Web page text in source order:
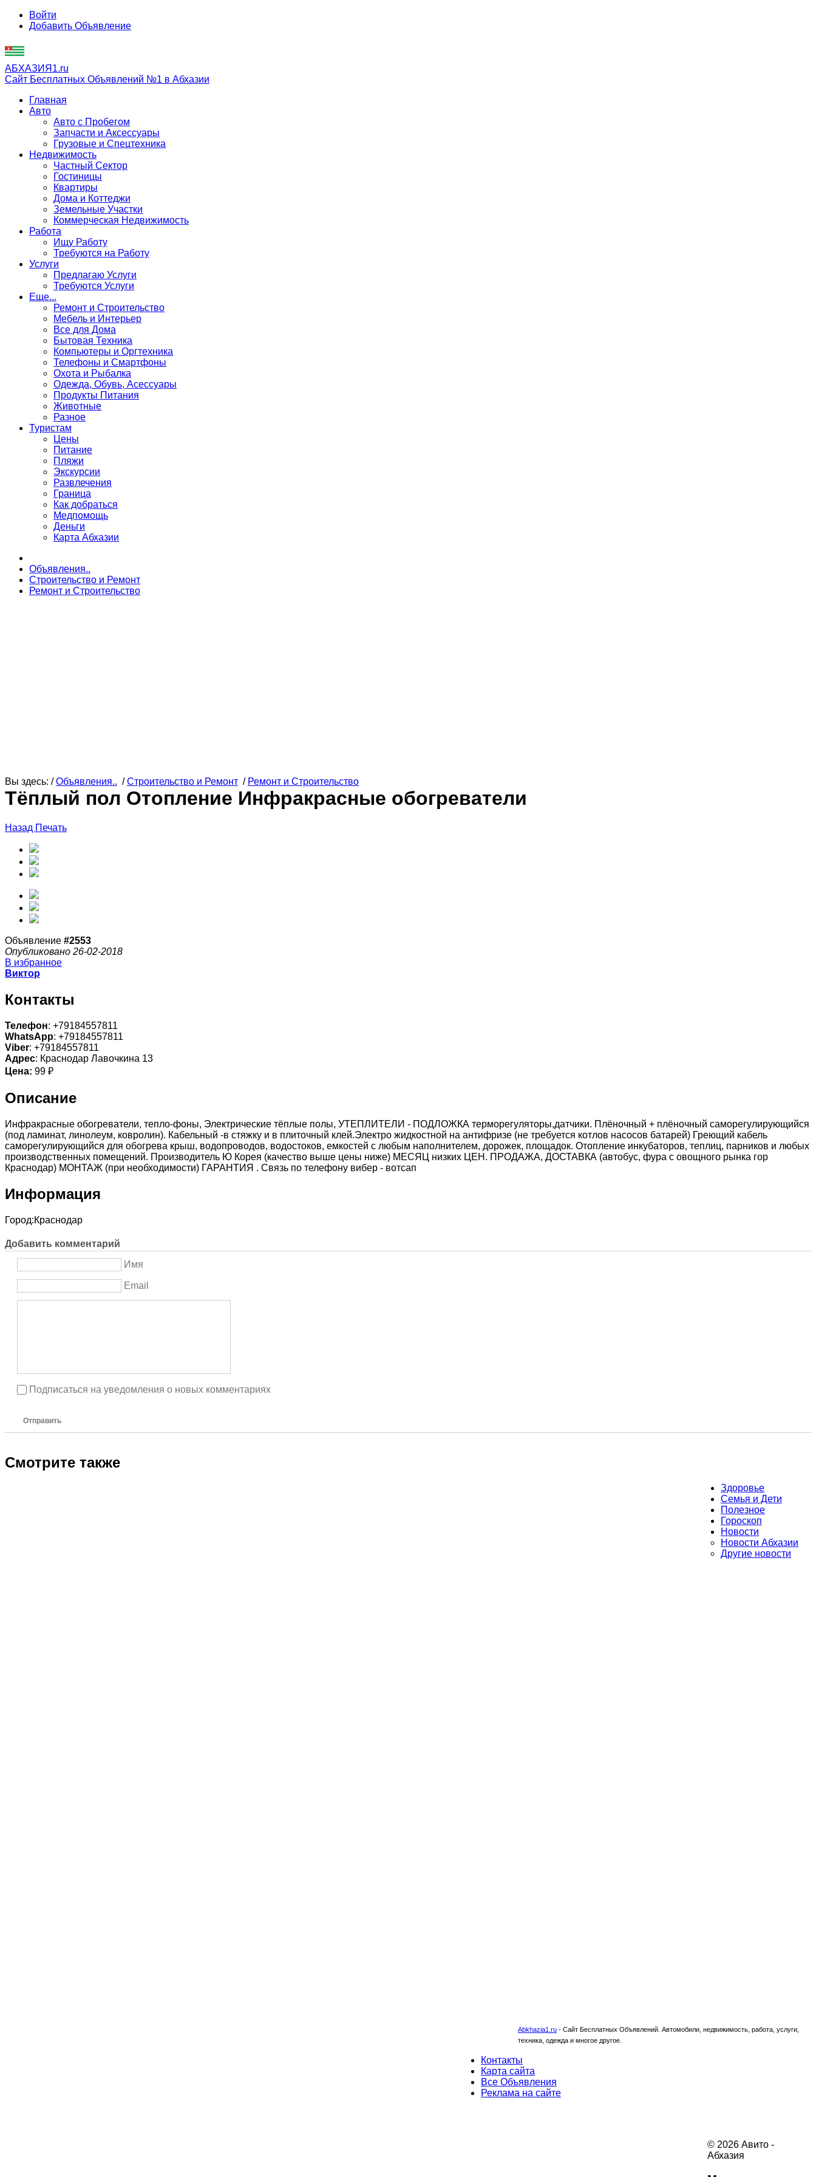
Войти
Добавить Объявление
АБХАЗИЯ1.ru
Сайт Бесплатных Объявлений №1 в Абхазии
Главная
Авто
Авто с Пробегом
Запчасти и Аксессуары
Грузовые и Спецтехника
Недвижимость
Частный Сектор
Гостиницы
Квартиры
Дома и Коттеджи
Земельные Участки
Коммерческая Недвижимость
Работа
Ищу Работу
Требуются на Работу
Услуги
Предлагаю Услуги
Требуются Услуги
Еще...
Ремонт и Строительство
Мебель и Интерьер
Все для Дома
Бытовая Техника
Компьютеры и Оргтехника
Телефоны и Смартфоны
Охота и Рыбалка
Одежда, Обувь, Асессуары
Продукты Питания
Животные
Разное
Туристам
Цены
Питание
Пляжи
Экскурсии
Развлечения
Граница
Как добраться
Медпомощь
Деньги
Карта Абхазии
Объявления..
Строительство и Ремонт
Ремонт и Строительство
Вы здесь: /Объявления.. /Строительство и Ремонт / Ремонт и Строительство
Тёплый пол Отопление Инфракрасные обогреватели
Назад Печать
Объявление #2553
Опубликовано 26-02-2018
В избранное
Виктор
Контакты
Телефон: +79184557811
WhatsApp: +79184557811
Viber: +79184557811
Адрес: Краснодар Лавочкина 13
Цена: 99 ₽
Описание
Инфракрасные обогреватели, тепло-фоны, Электрические тёплые полы, УТЕПЛИТЕЛИ - ПОДЛОЖКА терморегуляторы,датчики. Плёночный + плёночный саморегулирующийся
(под ламинат, линолеум, ковролин). Кабельный -в стяжку и в плиточный клей.Электро жидкостной на антифризе (не требуется котлов насосов батарей) Греющий кабель
саморегулирующийся для обогрева крыш, водопроводов, водостоков, емкостей с любым наполнителем, дорожек, площадок. Отопление инкубаторов, теплиц, парников и любых
производственных помещений. Производитель Ю Корея (качество выше цены ниже) МЕСЯЦ низких ЦЕН. ПРОДАЖА, ДОСТАВКА (автобус, фура с овощного рынка гор
Краснодар) МОНТАЖ (при необходимости) ГАРАНТИЯ . Связь по телефону вибер - вотсап
Информация
Город:Краснодар
Добавить комментарий
Имя
Email
Подписаться на уведомления о новых комментариях
Отправить
Смотрите также
Здоровье
Семья и Дети
Полезное
Гороскоп
Новости
Новости Абхазии
Другие новости
Abkhazia1.ru - Сайт Бесплатных Объявлений. Автомобили, недвижимость, работа, услуги,
техника, одежда и многое другое.
Контакты
Карта сайта
Все Объявления
Реклама на сайте
© 2026 Авито -
Абхазия